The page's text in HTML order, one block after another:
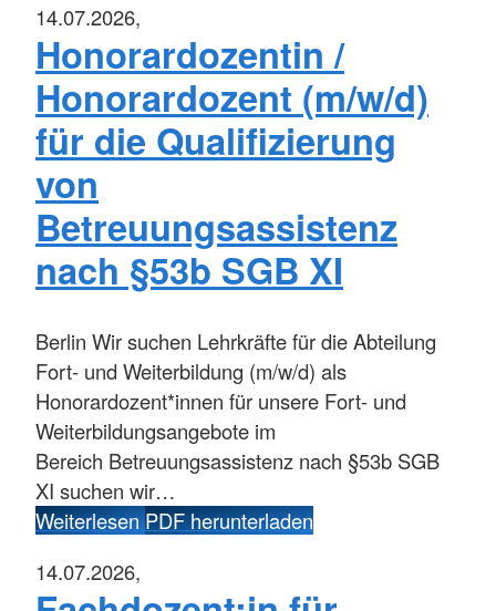
14.07.2026,
Honorardozentin /
Honorardozent (m/w/d)
für die Qualifizierung
von
Betreuungsassistenz
nach §53b SGB XI
Berlin Wir suchen Lehrkräfte für die Abteilung
Fort- und Weiterbildung (m/w/d) als
Honorardozent*innen für unsere Fort- und
Weiterbildungsangebote im
Bereich Betreuungsassistenz nach §53b SGB
XI suchen wir…
WeiterlesenPDF herunterladen
14.07.2026,